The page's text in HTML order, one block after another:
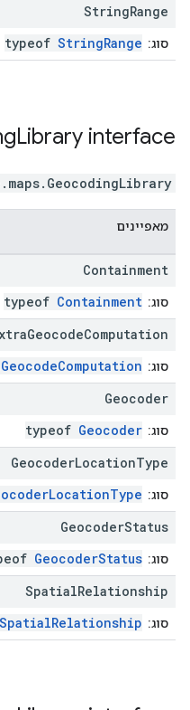
StringRange
סוג: typeof StringRange
Library interface
. GeocodingLibrary
מאפיינים
Containment
סוג: typeof Containment
GeocodeComputation
סוג:
Geocoder
סוג: typeof Geocoder
GeocoderLocationType
סוג:
GeocoderStatus
סוג: GeocoderStatus
SpatialRelationship
סוג: SpatialRelationship